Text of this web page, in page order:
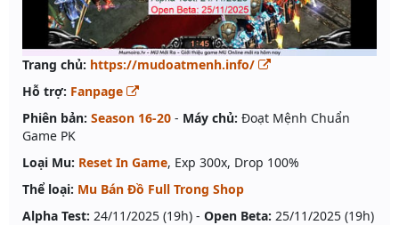
Trang chủ: https://mudoatmenh.info/
Hỗ trợ: Fanpage
Phiên bản: Season 16-20 - Máy chủ: Đoạt Mệnh Chuẩn
Game PK
Loại Mu: Reset In Game, Exp 300x, Drop 100%
Thể loại: Mu Bán Đồ Full Trong Shop
Alpha Test: 24/11/2025 (19h) - Open Beta: 25/11/2025 (19h)